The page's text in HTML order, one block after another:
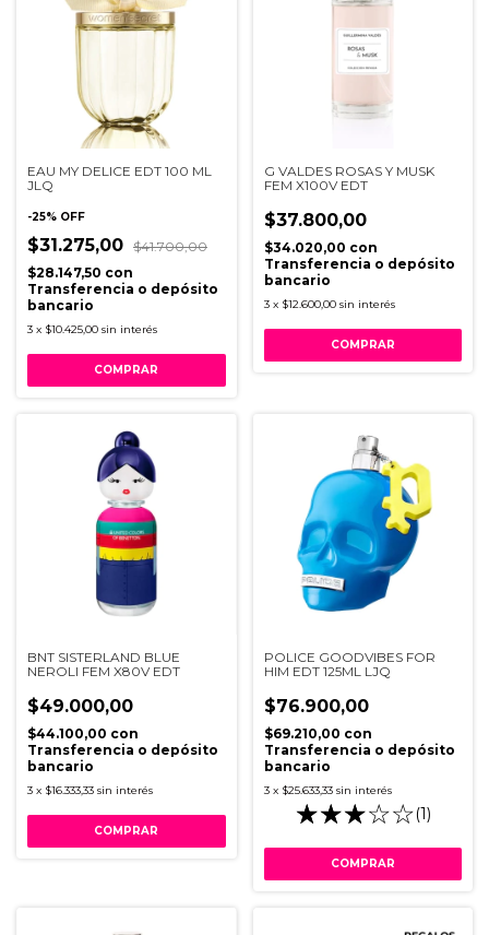
EAU MY DELICE EDT 100 ML
JLQ
-25% OFF
$31.275,00 $41.700,00
$28.147,50 con
Transferencia o depósito
bancario
3 x $10.425,00 sin interés
G VALDES ROSAS Y MUSK
FEM X100V EDT
$37.800,00
$34.020,00 con
Transferencia o depósito
bancario
3 x $12.600,00 sin interés
BNT SISTERLAND BLUE
NEROLI FEM X80V EDT
$49.000,00
$44.100,00 con
Transferencia o depósito
bancario
3 x $16.333,33 sin interés
POLICE GOODVIBES FOR
HIM EDT 125ML LJQ
$76.900,00
$69.210,00 con
Transferencia o depósito
bancario
3 x $25.633,33 sin interés
(1)